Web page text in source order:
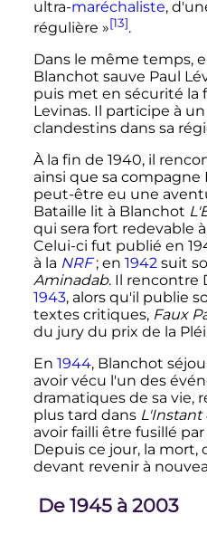
ultra-maréchaliste,
régulière »[13].
Dans le même temps,
Blanchot sauve Paul
puis met en sécurité la
Levinas. Il participe à
clandestins dans sa
À la fin de 1940, il
ainsi que sa compagne
peut-être eu une
Bataille lit à Blanchot
qui sera fort redevable à
Celui-ci fut publié en
à la NRF ; en 1942suit
Aminadab. Il rencontre
1943, alors qu'il publie
textes critiques, Faux
du jury du prix de la
En 1944, Blanchot
avoir vécu l'un des
dramatiques de sa vie,
plus tard dans
avoir failli être fusillé
Depuis ce jour, la mort,
devant revenir à
De 1945 à 2003